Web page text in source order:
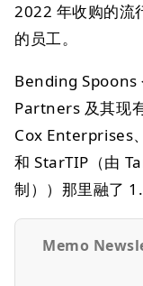
2022 年收购的流
的员工。
Bending Spoons
Partners 及其现
Cox Enterprises
和 StarTIP（由
制））那里融了
Memo